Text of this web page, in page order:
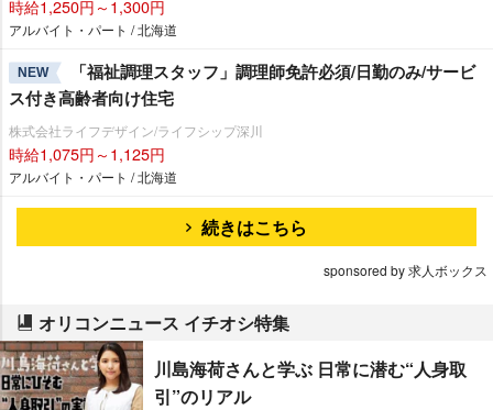
時給1,250円～1,300円
アルバイト・パート / 北海道
NEW
「福祉調理スタッフ」調理師免許必須/日勤のみ/サービ
ス付き高齢者向け住宅
株式会社ライフデザイン/ライフシップ深川
時給1,075円～1,125円
アルバイト・パート / 北海道
続きはこちら
sponsored by 求人ボックス
オリコンニュース イチオシ特集
川島海荷さんと学ぶ 日常に潜む“人身取
引”のリアル